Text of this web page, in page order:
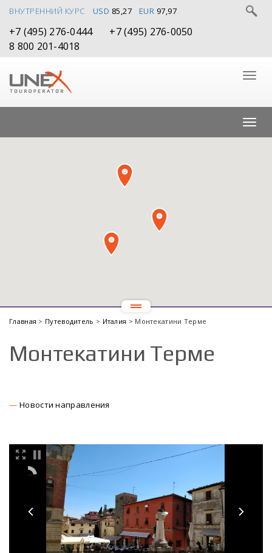
ВНУТРЕННИЙ КУРС USD 85,27 EUR 97,97
+7 (495) 276-0444
+7 (495) 276-0050
8 800 201-4018
Главная > Путеводитель > Италия > Монтекатини Терме
Монтекатини Терме
Новости направления